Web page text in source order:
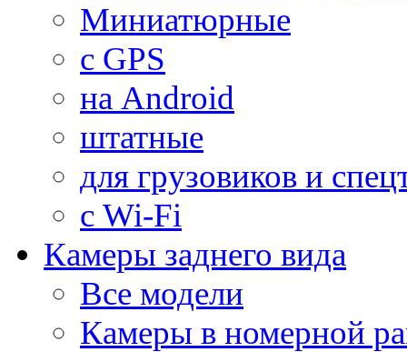
Миниатюрные
с GPS
на Android
штатные
для грузовиков и
с Wi-Fi
Камеры заднего вида
Все модели
Камеры в номерной